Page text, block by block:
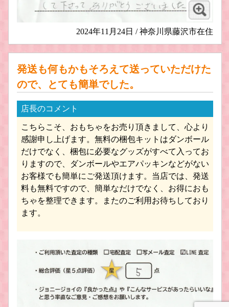
2024年11月24日 / 神奈川県藤沢市在住
発送も何もかもそろえて送っていただけた
ので、とても簡単でした。
店長のコメント
こちらこそ、おもちゃをお売り頂きまして、心より
感謝申し上げます。無料の梱包キットはダンボール
だけでなく、梱包に必要なグッズがすべて入ってお
りますので、ダンボールやエアパッキンなどがない
お客様でも簡単にご発送頂けます。当店では、発送
料も無料ですので、簡単なだけでなく、お得におも
ちゃを整理できます。またのご利用お待ちしており
ます。